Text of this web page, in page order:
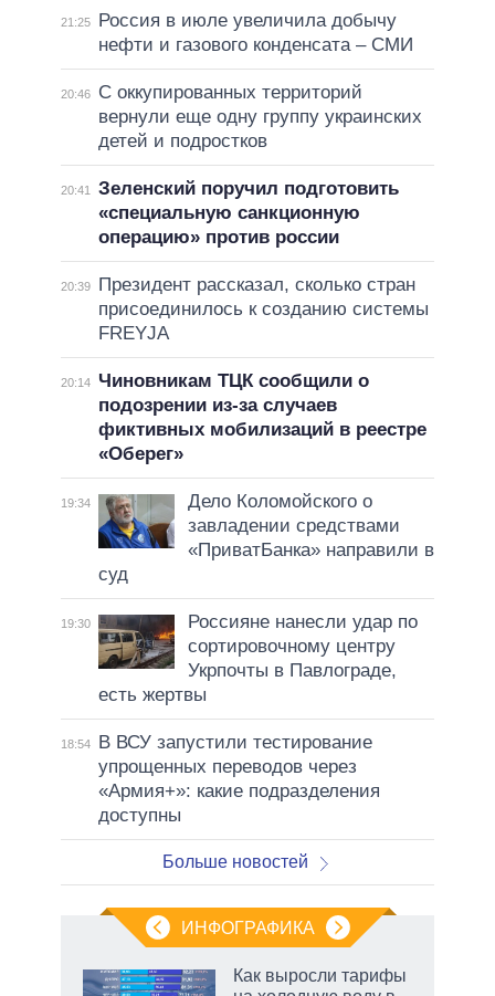
21:25
Россия в июле увеличила добычу
нефти и газового конденсата – СМИ
20:46
С оккупированных территорий
вернули еще одну группу украинских
детей и подростков
20:41
Зеленский поручил подготовить
«специальную санкционную
операцию» против россии
20:39
Президент рассказал, сколько стран
присоединилось к созданию системы
FREYJA
20:14
Чиновникам ТЦК сообщили о
подозрении из-за случаев
фиктивных мобилизаций в реестре
«Оберег»
19:34
Дело Коломойского о
завладении средствами
«ПриватБанка» направили в
суд
19:30
Россияне нанесли удар по
сортировочному центру
Укрпочты в Павлограде,
есть жертвы
18:54
В ВСУ запустили тестирование
упрощенных переводов через
«Армия+»: какие подразделения
доступны
Больше новостей
ИНФОГРАФИКА
Как выросли тарифы